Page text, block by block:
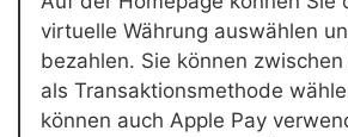
virtuelle Währung auswählen
bezahlen. Sie können
als Transaktionsmethode
können auch Apple Pay